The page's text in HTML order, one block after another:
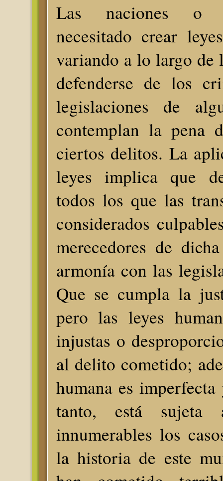
Las naciones o
necesitado crear
variando a lo largo de
defenderse de los
legislaciones de
contemplan la pena
ciertos delitos. La
leyes implica que
todos los que las
considerados
merecedores de
armonía con las
Que se cumpla la
pero las leyes
injustas o
al delito cometido;
humana es
tanto, está
innumerables los
la historia de este